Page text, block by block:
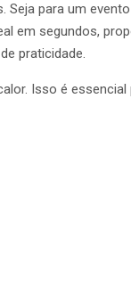
para um
em segundos,
praticidade.
Isso é